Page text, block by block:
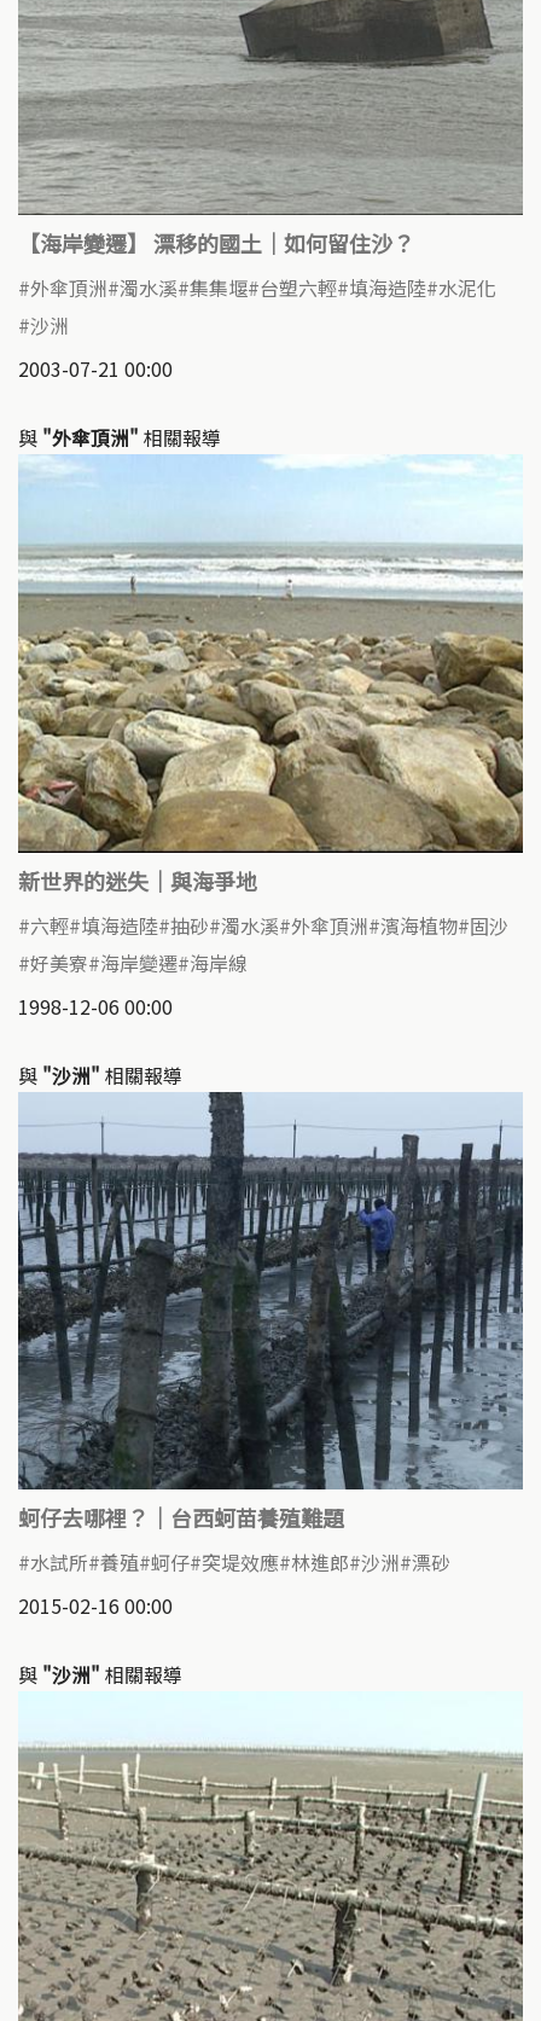
【海岸變遷】 漂移的國土｜如何留住沙？
外傘頂洲 濁水溪 集集堰 台塑六輕 填海造陸 水泥化
沙洲
2003-07-21 00:00
與 "外傘頂洲" 相關報導
新世界的迷失｜與海爭地
六輕 填海造陸 抽砂 濁水溪 外傘頂洲 濱海植物 固沙
好美寮 海岸變遷 海岸線
1998-12-06 00:00
與 "沙洲" 相關報導
蚵仔去哪裡？｜台西蚵苗養殖難題
水試所 養殖 蚵仔 突堤效應 林進郎 沙洲 漂砂
2015-02-16 00:00
與 "沙洲" 相關報導